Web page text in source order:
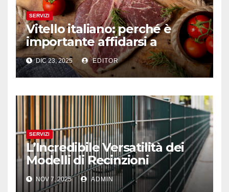
SERVIZI
Vitello italiano: perché è
importante affidarsi a
professionisti del settore
DIC 23, 2025 EDITOR
SERVIZI
L’Incredibile Versatilità dei
Modelli di Recinzioni
Modulari: Dal LA01 al LA08
NOV 7, 2025 ADMIN